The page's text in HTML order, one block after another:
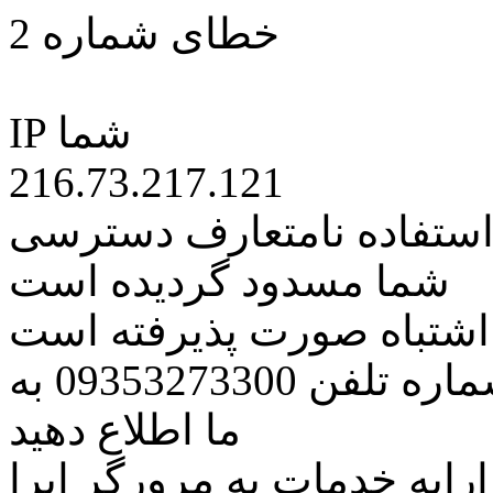
خطای شماره 2
IP شما
216.73.217.121
نامتعارف دسترسی
شما مسدود گردیده است
اشتباه صورت پذیرفته است
مراتب این مسئله را از طریق شماره تلفن 09353273300 به
ما اطلاع دهید
خدمات به مرورگر اپرا